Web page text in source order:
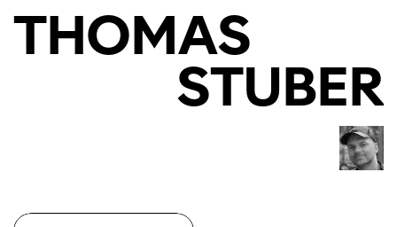
THOMAS
STUBER